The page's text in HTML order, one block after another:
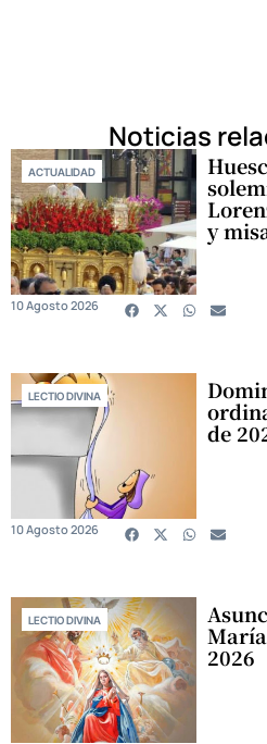
Noticias
ACTUALIDAD
y
10 Agosto 2026
LECTIO DIVINA
de
10 Agosto 2026
LECTIO DIVINA
2026